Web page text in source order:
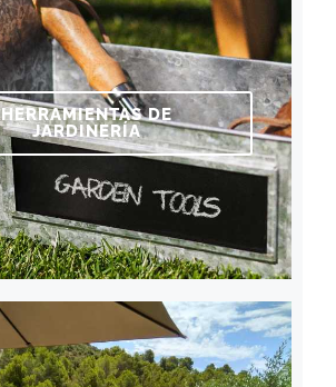
HERRAMIENTAS DE
JARDINERÍA